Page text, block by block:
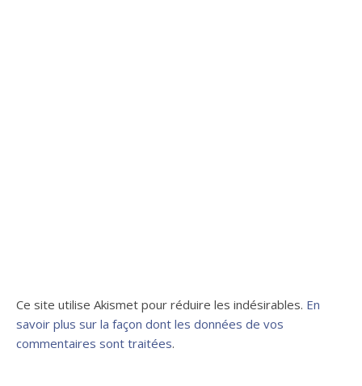
Ce site utilise Akismet pour réduire les indésirables. En
savoir plus sur la façon dont les données de vos
commentaires sont traitées.